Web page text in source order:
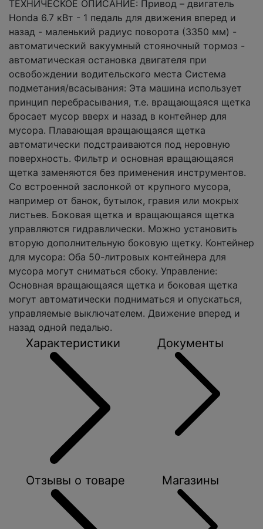
ТЕХНИЧЕСКОЕ ОПИСАНИЕ: Привод – двигатель
Honda 6.7 кВт - 1 педаль для движения вперед и
назад - маленький радиус поворота (3350 мм) -
автоматический вакуумный стояночный тормоз -
автоматическая остановка двигателя при
освобождении водительского места Система
подметания/всасывания: Эта машина использует
принцип перебрасывания, т.е. вращающаяся щетка
бросает мусор вверх и назад в контейнер для
мусора. Плавающая вращающаяся щетка
автоматически подстраиваются под неровную
поверхность. Фильтр и основная вращающаяся
щетка заменяются без применения инструментов.
Со встроенной заслонкой от крупного мусора,
например от банок, бутылок, гравия или мокрых
листьев. Боковая щетка и вращающаяся щетка
управляются гидравлически. Можно установить
вторую дополнительную боковую щетку. Контейнер
для мусора: Оба 50-литровых контейнера для
мусора могут сниматься сбоку. Управление:
Основная вращающаяся щетка и боковая щетка
могут автоматически подниматься и опускаться,
управляемые выключателем. Движение вперед и
назад одной педалью.
Характеристики Документы
Отзывы о товаре Магазины